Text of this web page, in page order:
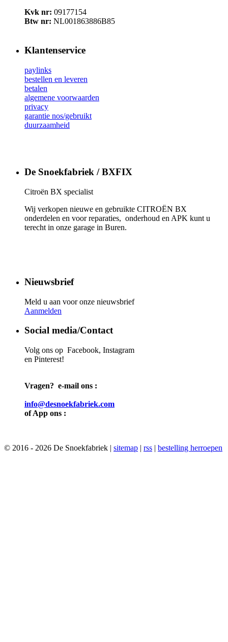
Kvk nr: 09177154
Btw nr: NL001863886B85
Klantenservice
paylinks
bestellen en leveren
betalen
algemene voorwaarden
privacy
garantie nos/gebruikt
duurzaamheid
De Snoekfabriek / BXFIX
Citroën BX specialist
Wij verkopen nieuwe en gebruikte CITROËN BX
onderdelen en voor reparaties, onderhoud en APK kunt u
terecht in onze garage in Buren.
Nieuwsbrief
Meld u aan voor onze nieuwsbrief
Aanmelden
Social media/Contact
Volg ons op Facebook, Instagram
en Pinterest!
Vragen? e-mail ons :
info@desnoekfabriek.com
of App ons :
© 2016 - 2026 De Snoekfabriek | sitemap | rss | bestelling herroepen